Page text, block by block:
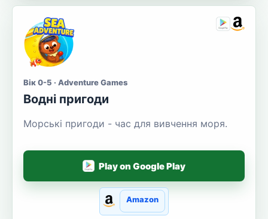
Вік 0-5 · Adventure Games
Водні пригоди
Морські пригоди - час для вивчення моря.
Play on Google Play
Amazon